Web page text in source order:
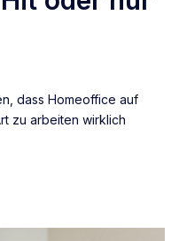
dass Homeoffice auf
zu arbeiten wirklich